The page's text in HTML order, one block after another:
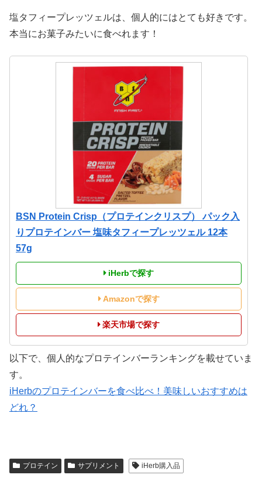
塩タフィープレッツェルは、個人的にはとても好きです。
本当にお菓子みたいに食べれます！
BSN Protein Crisp（プロテインクリスプ） パック入
りプロテインバー 塩味タフィープレッツェル 12本
57g
iHerbで探す
Amazonで探す
楽天市場で探す
以下で、個人的なプロテインバーランキングを載せていま
す。
iHerbのプロテインバーを食べ比べ！美味しいおすすめは
どれ？
プロテイン サプリメント iHerb購入品